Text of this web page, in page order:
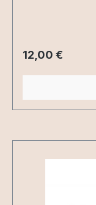
Regulärer Preis:
12,00 €